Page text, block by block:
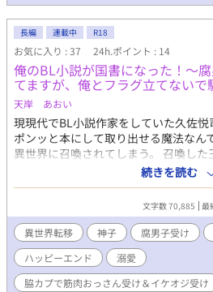
体的結びつきを通じて真の愛を見つけ
り返しながら、最終的には全員で脱出
が期待できる要素 多様なエロシーン：
ックス、3Pなど毎話異なる展開 心理
極限状況での人間ドラマ 関係性の変化
発展過程 羞恥プレイ：吊り橋という
ーション 感動的結末：愛による完全な
独自性・セールスポイント 既存のBL作
×デスゲーム」という設定 吊り橋とい
エロシーンの数々 単なる肉体関係では
いた本格的ストーリー 罪の償いとい
ラマ 大ボリュームで読み応え抜群
長編 連載中 R18
お気に入り : 37 24h.ポイント : 14
俺のBL小説が国書になった！～
てますが、俺とフラグ立てないで
天岸 あおい
現現代でBL小説作家をしていた久佐悦
ポンッと本にして取り出せる魔法なん
異世界に召喚されてしまう。 召喚し
て欲しかった。 神に授けられた力があ
手をかざす。 ――トサッ。出てきたの
説だった。 神様、何考えてんだよ
様はBL小説に感動し、国の書として
BL小説が国書だなんて、誰か絶対怒
予想した通り、赤髪の騎士団長アルノ
――。 BL小説が異世界の王国を救う？
恐騎士団長が送る、異世界ラブコメBL
続きを読む
文字数 70,885 最
異世界転移 神子 腐男子受け
ハッピーエンド
溺愛
脇カプで筋肉おっさん受け＆イケオジ受け